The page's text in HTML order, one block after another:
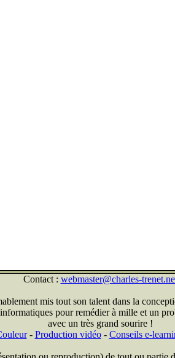
Contact : webmaster@charles-
mis tout son talent dans la
pour remédier à mille et un
avec un très grand sourire !
- Production vidéo- Conseils e-